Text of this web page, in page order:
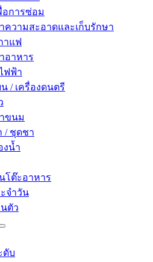
การซ่อม
วามสะอาดและเก็บรักษา
าแฟ
อาหาร
ฟฟ้า
น / เครื่องดนตรี
ขนม
/ ชุดชา
งน้ำ
โต๊ะอาหาร
จำวัน
ตัว
ดับ